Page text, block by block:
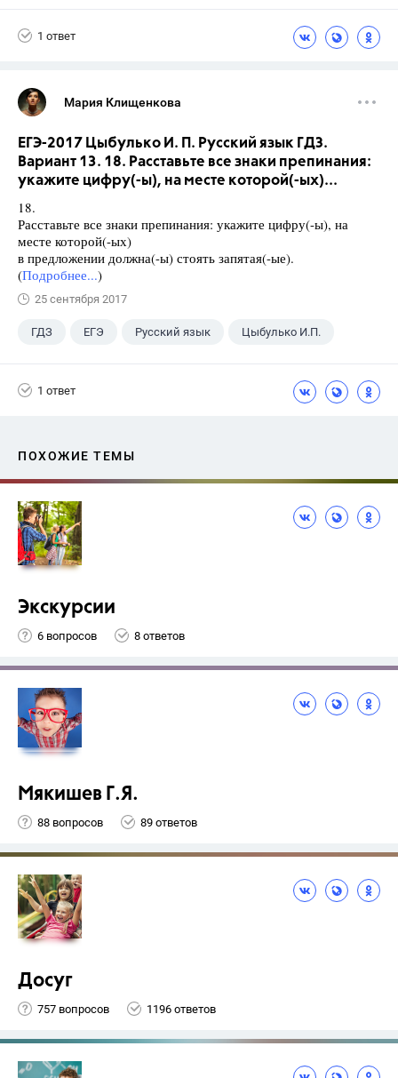
1 ответ
Мария Клищенкова
ЕГЭ-2017 Цыбулько И. П. Русский язык ГДЗ.
Вариант 13. 18. Расставьте все знаки препинания:
укажите цифру(-ы), на месте которой(-ых)...
18.
Расставьте все знаки препинания: укажите цифру(-ы), на
месте которой(-ых)
в предложении должна(-ы) стоять запятая(-ые).
(Подробнее...)
25 сентября 2017
ГДЗ ЕГЭ Русский язык Цыбулько И.П.
1 ответ
ПОХОЖИЕ ТЕМЫ
Экскурсии
6 вопросов 8 ответов
Мякишев Г.Я.
88 вопросов 89 ответов
Досуг
757 вопросов 1196 ответов